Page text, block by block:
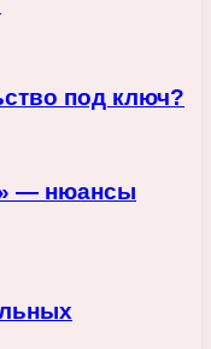
под ключ?
— нюансы